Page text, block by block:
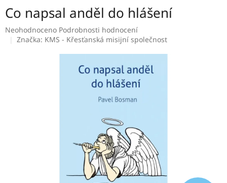
Co napsal anděl do hlášení
Průměrné
hodnocení
Neohodnoceno Podrobnosti hodnocení
Značka: KMS - Křesťanská misijní společnost